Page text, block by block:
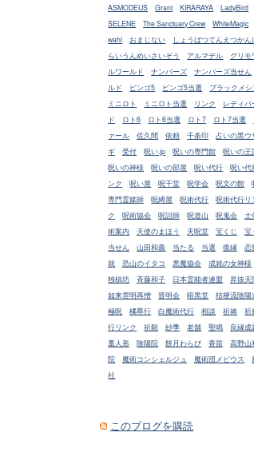
ASMODEUS Grant KIRARAYA
LadyBird
SELENE
The Sanctuary Crew
WhiteMagic
wahl
おまじない
しょうばつてんえつかん
らいうんめいさいぞう
アルマデル
グリモ
ルワールド
ナンバーズ ナンバーズ当せん
ルド
ビンゴ5 ビンゴ5当選
ブラックメシ
ミニロト
ミニロト当選 リンク
レディバ
ド
ロト6 ロト6当選 ロト7 ロト7当選
ァール
佐久間 依頼 千条印
占いの黒ウ
ギ
受付 呪い.jp 呪いの専門館
呪いの王
呪いの神様
呪いの部屋 呪い代行
呪い代
ンク
呪い屋 呪千堂 呪学会 呪文の館
専門霊媒師
呪縛屋 呪術代行
呪術代行リ
ク
呪術協会 呪詛師 呪道山 呪鬼会
土
術案内
天使のまほう 天呪堂 宝くじ
宝
当せん
山田和義 当たる 当選 復縁
恋
就
恐山のイタコ 悪魔協会 成就の女神様
独槙坊
斉藤和子 日本霊能者連盟
昇抜天
如来雲明再憎
晋明会 暗黒堂
桔梗流陰陽
極呪
橘尊行 白魔術代行 相談 祈祷
祈
行リンク
祈願 紗季 老舗 聖鳴
良縁成
藁人形
陰陽院 餅月わらび 香苗
高野山
院
魔術コンシェルジュ 魔術団メビウス
社
このブログを購読